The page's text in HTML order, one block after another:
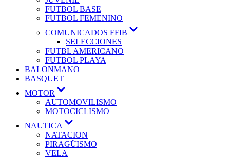
FUTBOL BASE
FUTBOL FEMENINO
COMUNICADOS FFIB
SELECCIONES
FUTBL AMERICANO
FUTBOL PLAYA
BALONMANO
BASQUET
MOTOR
AUTOMOVILISMO
MOTOCICLISMO
NAUTICA
NATACION
PIRAGÜISMO
VELA